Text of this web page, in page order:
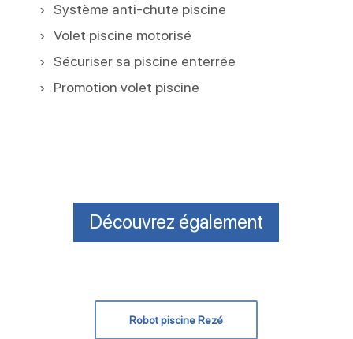
Système anti-chute piscine
Volet piscine motorisé
Sécuriser sa piscine enterrée
Promotion volet piscine
Découvrez également
Robot piscine Rezé